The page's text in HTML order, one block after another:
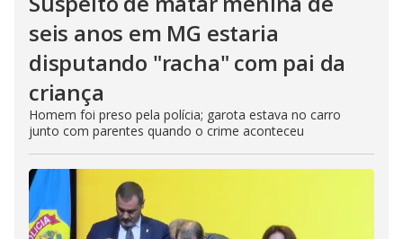
seis anos em MG estaria
disputando "racha" com pai da
criança
Homem foi preso pela polícia; garota estava no carro
junto com parentes quando o crime aconteceu